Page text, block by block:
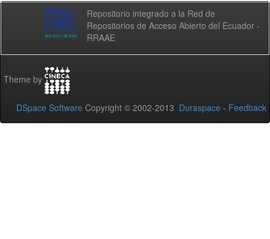
Repositorio integrado a la Red de
Repositorios de Acceso Abierto del Ecuador -
RRAAE
Theme by
DSpace Software Copyright © 2002-2013 Duraspace - Feedback